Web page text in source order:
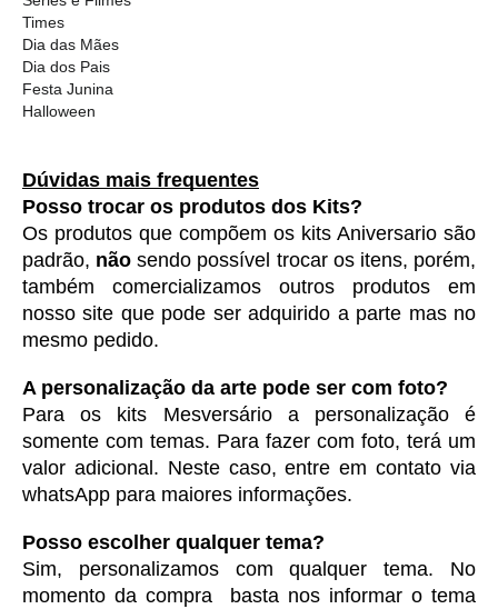
Times
Dia das Mães
Dia dos Pais
Festa Junina
Halloween
Dúvidas mais frequentes
Posso trocar os produtos dos Kits?
Os produtos que compõem os kits Aniversario são
padrão, não sendo possível trocar os itens, porém,
também comercializamos outros produtos em
nosso site que pode ser adquirido a parte mas no
mesmo pedido.
A personalização da arte pode ser com foto?
Para os kits Mesversário a personalização é
somente com temas. Para fazer com foto, terá um
valor adicional. Neste caso, entre em contato via
whatsApp para maiores informações.
Posso escolher qualquer tema?
Sim, personalizamos com qualquer tema. No
momento da compra  basta nos informar o tema